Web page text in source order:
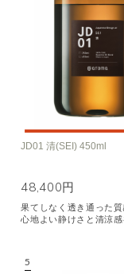
JD01 清(SEI) 450ml
48,400円
果てしなく透き通った質
心地よい静けさと清涼感